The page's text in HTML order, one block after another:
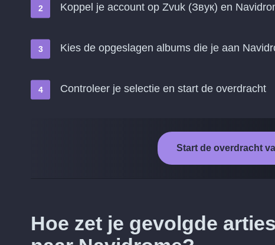
Koppel je account op Zvuk (Звук) en
Kies de opgeslagen albums die je aan
Controleer je selectie en start de overdracht
Start de overdracht
Hoe zet je gevolgde